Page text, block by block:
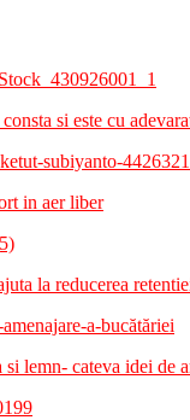
si este cu
in aer liber
la reducerea
si lemn- cateva idei de